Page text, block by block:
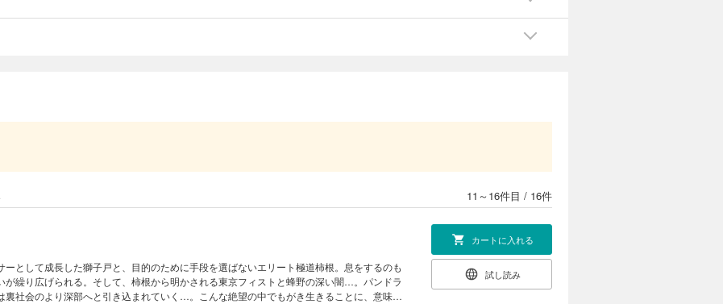
11～16件目 / 16件
大な悪意が蠢き…!?
ーとして成長した獅子戸と、目的のために手段を選ばないエリート極道柿根。息をするのも
が繰り広げられる。そして、柿根から明かされる東京フィストと蜂野の深い闇…。パンドラ
裏社会のより深部へと引き込まれていく…。こんな絶望の中でもがき生きることに、意味は
カートに入れる
試し読み